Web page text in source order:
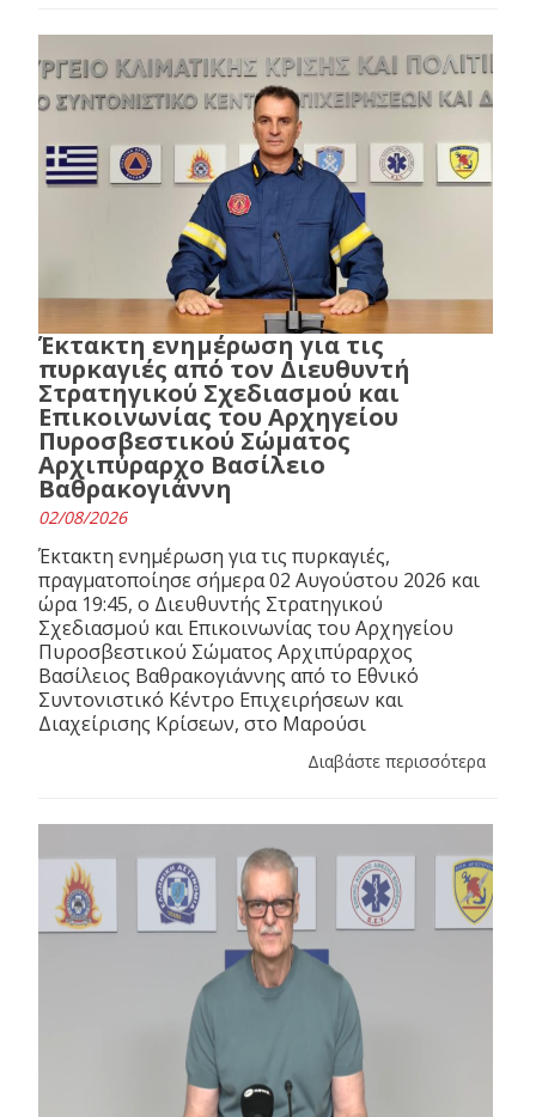
Έκτακτη ενημέρωση για τις
πυρκαγιές από τον Διευθυντή
Στρατηγικού Σχεδιασμού και
Επικοινωνίας του Αρχηγείου
Πυροσβεστικού Σώματος
Αρχιπύραρχο Βασίλειο
Βαθρακογιάννη
02/08/2026
Έκτακτη ενημέρωση για τις πυρκαγιές,
πραγματοποίησε σήμερα 02 Αυγούστου 2026 και
ώρα 19:45, ο Διευθυντής Στρατηγικού
Σχεδιασμού και Επικοινωνίας του Αρχηγείου
Πυροσβεστικού Σώματος Αρχιπύραρχος
Βασίλειος Βαθρακογιάννης από το Εθνικό
Συντονιστικό Κέντρο Επιχειρήσεων και
Διαχείρισης Κρίσεων, στο Μαρούσι
Διαβάστε περισσότερα